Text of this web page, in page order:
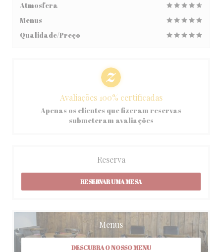
Atmosfera
Menus
Qualidade/Preço
Avaliações 100% certificadas
Apenas os clientes que fizeram reservas
submeteram avaliações
Reserva
RESERVAR UMA MESA
Menus
DESCUBRA O NOSSO MENU